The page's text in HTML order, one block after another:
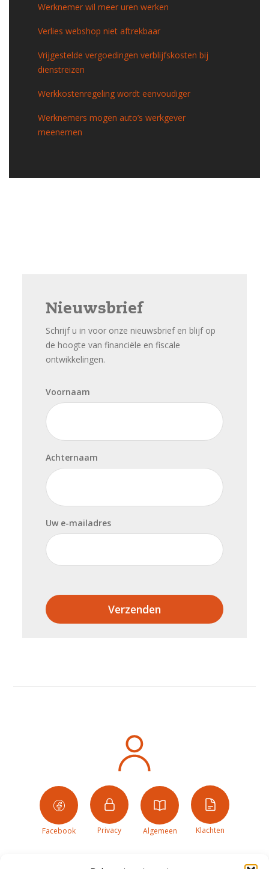
Werknemer wil meer uren werken
Verlies webshop niet aftrekbaar
Vrijgestelde vergoedingen verblijfskosten bij
dienstreizen
Werkkostenregeling wordt eenvoudiger
Werknemers mogen auto’s werkgever
meenemen
Nieuwsbrief
Schrijf u in voor onze nieuwsbrief en blijf op
de hoogte van financiële en fiscale
ontwikkelingen.
Voornaam
Achternaam
Uw e-mailadres
Verzenden
Facebook Privacy Algemeen Klachten